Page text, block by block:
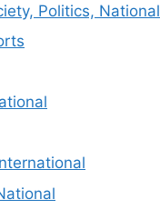
Politics, National